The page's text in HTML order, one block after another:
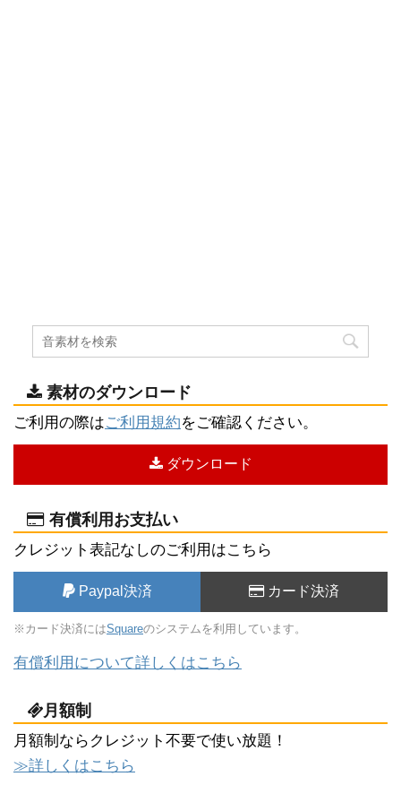
素材のダウンロード
ご利用の際はご利用規約をご確認ください。
ダウンロード
有償利用お支払い
クレジット表記なしのご利用はこちら
Paypal決済 カード決済
※カード決済にはSquareのシステムを利用しています。
有償利用について詳しくはこちら
月額制
月額制ならクレジット不要で使い放題！
≫詳しくはこちら